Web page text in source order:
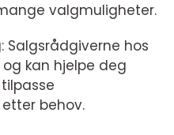
valgmuligheter.
Salgsrådgiverne hos
og kan hjelpe deg
behov.